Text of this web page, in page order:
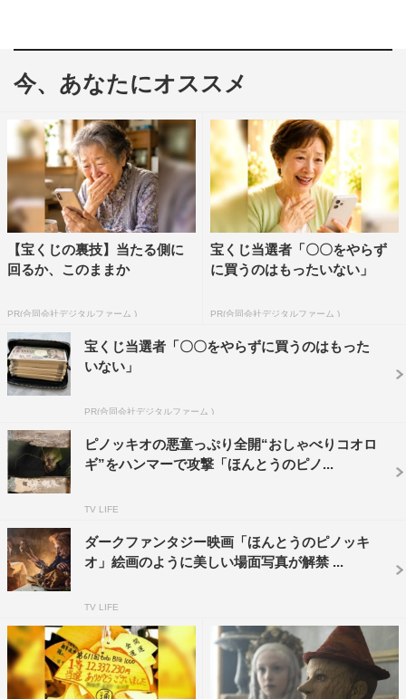
今、あなたにオススメ
【宝くじの裏技】当たる側に
回るか、このままか
PR(合同会社デジタルファーム )
宝くじ当選者「〇〇をやらず
に買うのはもったいない」
PR(合同会社デジタルファーム )
宝くじ当選者「〇〇をやらずに買うのはもった
いない」
PR(合同会社デジタルファーム )
ピノッキオの悪童っぷり全開“おしゃべりコオロ
ギ”をハンマーで攻撃「ほんとうのピノ...
TV LIFE
ダークファンタジー映画「ほんとうのピノッキ
オ」絵画のように美しい場面写真が解禁 ...
TV LIFE